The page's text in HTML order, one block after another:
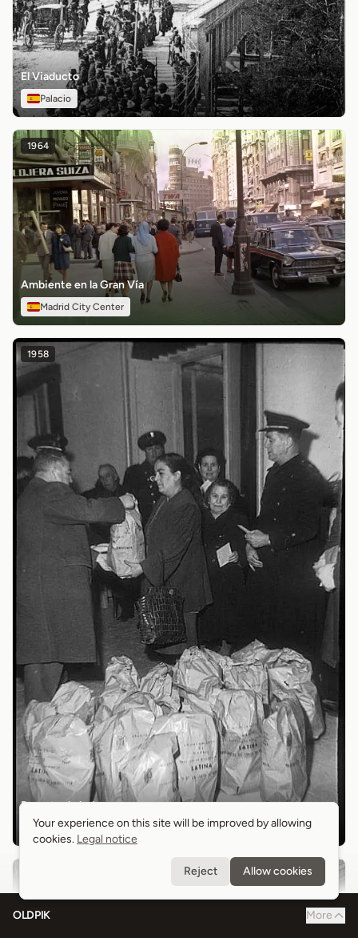
El Viaducto
Palacio
1964
Ambiente en la Gran Vía
Madrid City Center
1958
Reparto de bolsas
La Latina
OLDPIK More
Your experience on this site will be improved by allowing
cookies. Legal notice
Reject Allow cookies
Your experience on this site will be improved by allowing
cookies. Legal notice
Reject Allow cookies